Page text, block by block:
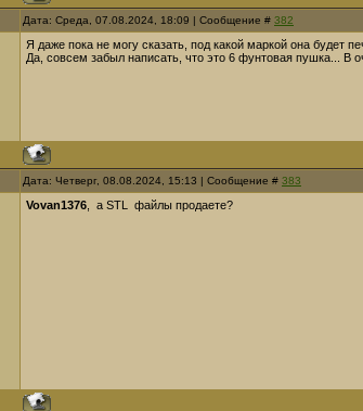
Дата: Среда, 07.08.2024, 18:09 | Сообщение # 382
Я даже пока не могу сказать, под какой маркой она будет
Да, совсем забыл написать, что это 6 фунтовая пушка... В
Дата: Четверг, 08.08.2024, 15:13 | Сообщение # 383
Vovan1376 , а STL файлы продаете?